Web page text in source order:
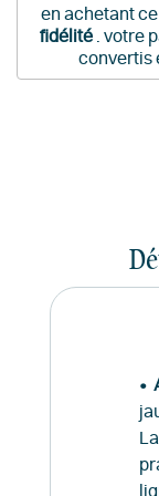
en achetant
fidélité. votre
convertis
•